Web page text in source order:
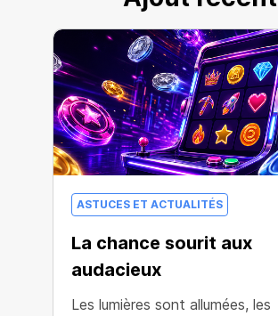
ASTUCES ET ACTUALITÉS
La chance sourit aux
audacieux
Les lumières sont allumées, les